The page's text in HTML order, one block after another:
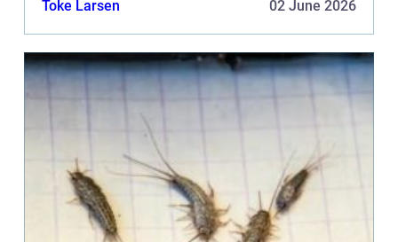
Toke Larsen 02 June 2026